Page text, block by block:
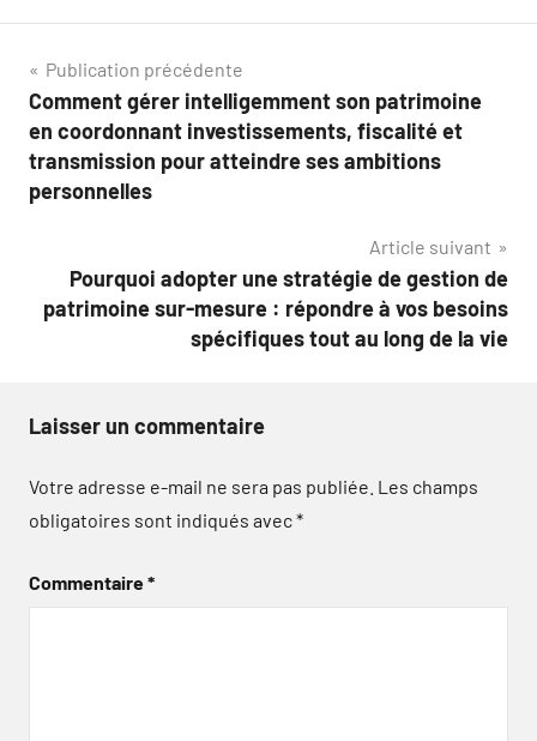
Navigation
de
l’article
Publication précédente
Comment gérer intelligemment son patrimoine
en coordonnant investissements, fiscalité et
transmission pour atteindre ses ambitions
personnelles
Article suivant
Pourquoi adopter une stratégie de gestion de
patrimoine sur-mesure : répondre à vos besoins
spécifiques tout au long de la vie
Laisser un commentaire
Votre adresse e-mail ne sera pas publiée. Les champs
obligatoires sont indiqués avec*
Commentaire*